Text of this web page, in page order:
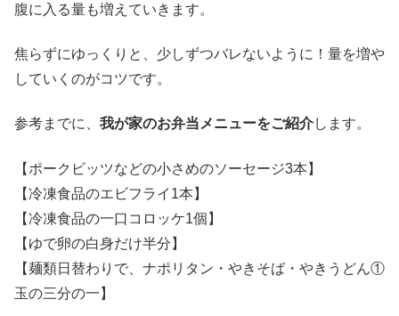
腹に入る量も増えていきます。
焦らずにゆっくりと、少しずつバレないように！量を増や
していくのがコツです。
参考までに、 我が家のお弁当メニューをご紹介します。
【ポークビッツなどの小さめのソーセージ3本】
【冷凍食品のエビフライ1本】
【冷凍食品の一口コロッケ1個】
【ゆで卵の白身だけ半分】
【麺類日替わりで、ナポリタン・やきそば・やきうどん①
玉の三分の一】